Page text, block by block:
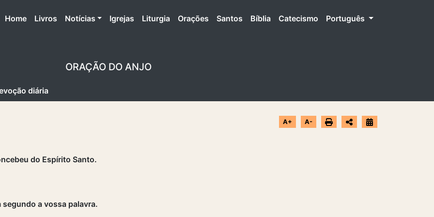
Home(atual)
Livros Notícias Igrejas Liturgia Orações Santos Bíblia Catecismo Português
ORAÇÃO DO ANJO
diária
A+ A-
do Espírito Santo.
segundo a vossa palavra.